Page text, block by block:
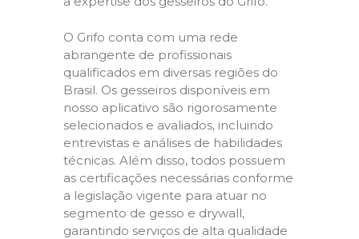
O Grifo conta com uma rede
abrangente de profissionais
qualificados em diversas regiões do
Brasil. Os gesseiros disponíveis em
nosso aplicativo são rigorosamente
selecionados e avaliados, incluindo
entrevistas e análises de habilidades
técnicas. Além disso, todos possuem
as certificações necessárias conforme
a legislação vigente para atuar no
segmento de gesso e drywall,
garantindo serviços de alta qualidade